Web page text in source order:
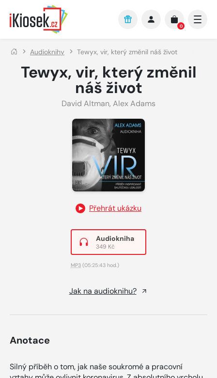
Přejít na hlavní obsah
0
Audioknihy Tewyx, vir, který změnil náš život
Tewyx, vir, který změnil
náš život
David Altman, Alex Adams
Přehrát ukázku
Audiokniha
349 Kč
MP3 (05:25:43 hod.)
Jak na audioknihu?
Anotace
Silný příběh o tom, jak naše soukromé a pracovní